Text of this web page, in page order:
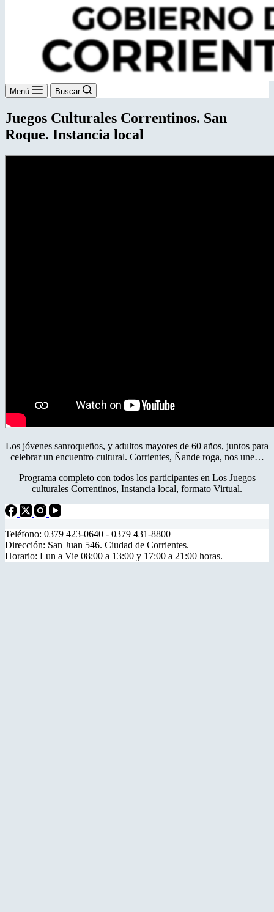
Menú Buscar
Juegos Culturales Correntinos. San
Roque. Instancia local
Los jóvenes sanroqueños, y adultos mayores de 60 años, juntos para
celebrar un encuentro cultural. Corrientes, Ñande roga, nos une…
Programa completo con todos los participantes en Los Juegos
culturales Correntinos, Instancia local, formato Virtual.
Teléfono: 0379 423-0640 - 0379 431-8800
Dirección: San Juan 546. Ciudad de Corrientes.
Horario: Lun a Vie 08:00 a 13:00 y 17:00 a 21:00 horas.